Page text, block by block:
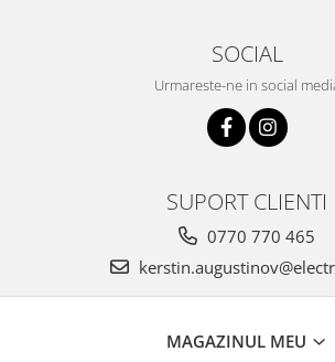
SOCIAL
Urmareste-ne in social
SUPORT CLIENTI
0770 770 465
MAGAZINUL MEU